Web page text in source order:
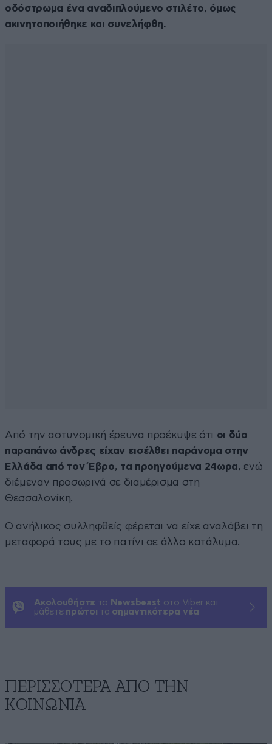
οδόστρωμα ένα αναδιπλούμενο στιλέτο, όμως
ακινητοποιήθηκε και συνελήφθη.
Από την αστυνομική έρευνα προέκυψε ότι οι δύο
παραπάνω άνδρες είχαν εισέλθει παράνομα στην
Ελλάδα από τον Έβρο, τα προηγούμενα 24ωρα, ενώ
διέμεναν προσωρινά σε διαμέρισμα στη
Θεσσαλονίκη.
Ο ανήλικος συλληφθείς φέρεται να είχε αναλάβει τη
μεταφορά τους με το πατίνι σε άλλο κατάλυμα.
Ακολουθήστε το Newsbeast στο Viber και
μάθετε πρώτοι τα σημαντικότερα νέα
ΠΕΡΙΣΣΟΤΕΡΑ ΑΠΟ ΤΗΝ
ΚΟΙΝΩΝΙΑ